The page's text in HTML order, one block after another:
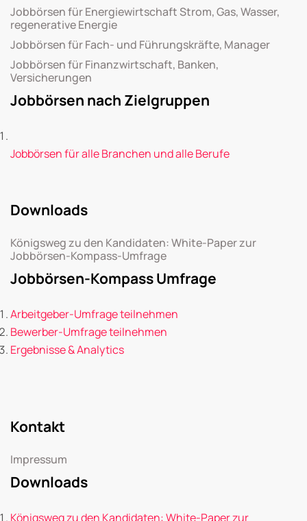
Jobbörsen für Energiewirtschaft Strom, Gas, Wasser,
regenerative Energie
Jobbörsen für Fach- und Führungskräfte, Manager
Jobbörsen für Finanzwirtschaft, Banken,
Versicherungen
Jobbörsen nach Zielgruppen
Jobbörsen für alle Branchen und alle Berufe
Downloads
Königsweg zu den Kandidaten: White-Paper zur
Jobbörsen-Kompass-Umfrage
Jobbörsen-Kompass Umfrage
Arbeitgeber-Umfrage teilnehmen
Bewerber-Umfrage teilnehmen
Ergebnisse & Analytics
Kontakt
Impressum
Downloads
Königsweg zu den Kandidaten: White-Paper zur